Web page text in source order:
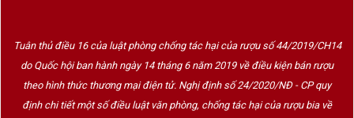
Tuân thủ điều 16 của luật phòng chống tác hại của rượu số 44/2019/CH14
do Quốc hội ban hành ngày 14 tháng 6 năm 2019 về điều kiện bán rượu
theo hình thức thương mại điện tử. Nghị định số 24/2020/NĐ - CP quy
định chi tiết một số điều luật văn phòng, chống tác hại của rượu bia về